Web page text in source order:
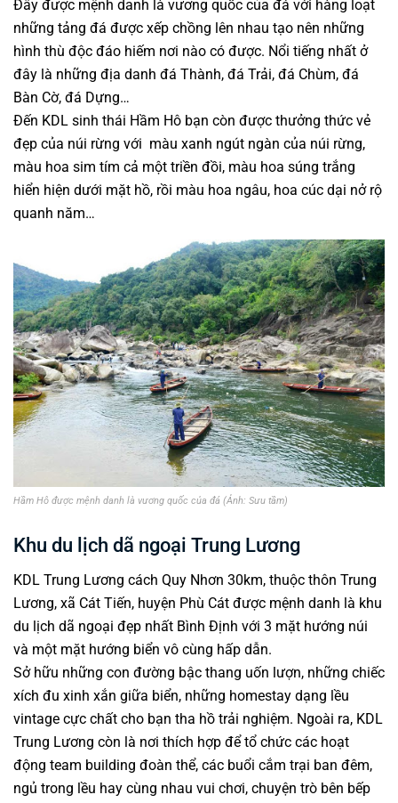
Đây được mệnh danh là vương quốc của đá với hàng loạt
những tảng đá được xếp chồng lên nhau tạo nên những
hình thù độc đáo hiếm nơi nào có được. Nổi tiếng nhất ở
đây là những địa danh đá Thành, đá Trải, đá Chùm, đá
Bàn Cờ, đá Dựng…
Đến KDL sinh thái Hầm Hô bạn còn được thưởng thức vẻ
đẹp của núi rừng với màu xanh ngút ngàn của núi rừng,
màu hoa sim tím cả một triền đồi, màu hoa súng trắng
hiển hiện dưới mặt hồ, rồi màu hoa ngâu, hoa cúc dại nở rộ
quanh năm…
Hầm Hô được mệnh danh là vương quốc của đá (Ảnh: Sưu tầm)
Khu du lịch dã ngoại Trung Lương
KDL Trung Lương cách Quy Nhơn 30km, thuộc thôn Trung
Lương, xã Cát Tiến, huyện Phù Cát được mệnh danh là khu
du lịch dã ngoại đẹp nhất Bình Định với 3 mặt hướng núi
và một mặt hướng biển vô cùng hấp dẫn.
Sở hữu những con đường bậc thang uốn lượn, những chiếc
xích đu xinh xắn giữa biển, những homestay dạng lều
vintage cực chất cho bạn tha hồ trải nghiệm. Ngoài ra, KDL
Trung Lương còn là nơi thích hợp để tổ chức các hoạt
động team building đoàn thể, các buổi cắm trại ban đêm,
ngủ trong lều hay cùng nhau vui chơi, chuyện trò bên bếp